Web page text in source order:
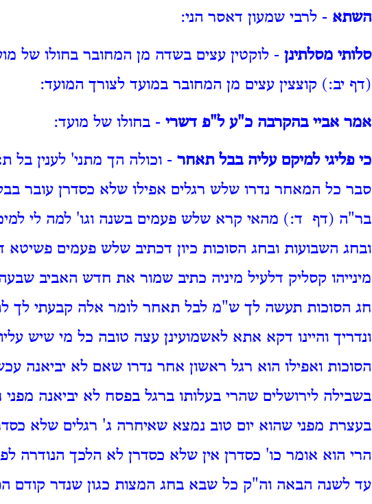
השתא - לרבי שמעון דאסר הני:
סלותי מסלתינן - לוקטין עצים בשדה מן המחובר בחולו של
(דף יב:) קוצצין עצים מן המחובר במועד לצורך המועד:
אמר אביי בהקרבה כ"ע ל"פ דשרי - בחולו של מועד:
כי פליגי למיקם עליה בבל תאחר - וכולה הך מתני' לענין בל
סבר כל המאחר נדרו שלש רגלים אפילו שלא כסדרן עובר
בר"ה (דף ד:) מהאי קרא שלש פעמים בשנה וגו' למה לי
ובחג השבועות ובחג הסוכות כיון דכתיב שלש פעמים פשיטא
מינייהו קסליק דלעיל מיניה כתיב שמור את חדש האביב
חג הסוכות תעשה לך ש"מ לבל תאחר לומר אלה קבעתי לך
ונדריך והיינו דקא אתא לאשמועינן עצה טובה כל מי שיש
הסוכות ואפילו הוא רגל ראשון אחר נדרו שאם לא יביאנה
בשבילה לירושלים שהרי בעלותו ברגל בפסח לא יביאנה
בעצרת מפני שהוא יום טוב נמצא שאיחרה ג' רגלים שלא
הרי הוא אומר כו' כסדרן אין שלא כסדרן לא הלכך הנודרה
עד לשנה הבאה וה"ק כל שבא בחג המצות כגון שנדר קודם